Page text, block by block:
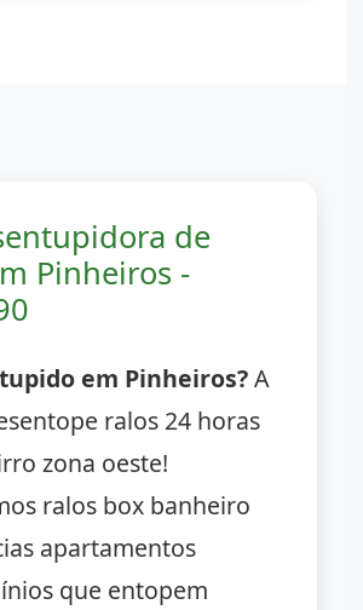
de
Pinheiros -
em Pinheiros?A
ralos 24 horas
zona oeste!
ralos box banheiro
apartamentos
que entopem